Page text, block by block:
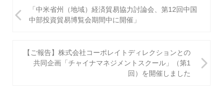
稿
「中米省州（地域）経済貿易協力討論会、第12回中国
中部投資貿易博覧会期間中に開催」
【ご報告】株式会社コーポレイトディレクションとの
共同企画「チャイナマネジメントスクール」（第1
回）を開催しました